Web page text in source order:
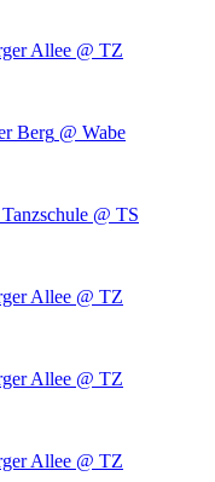
Allee @ TZ
Berg @ Wabe
@ TS
Allee @ TZ
Allee @ TZ
Allee @ TZ